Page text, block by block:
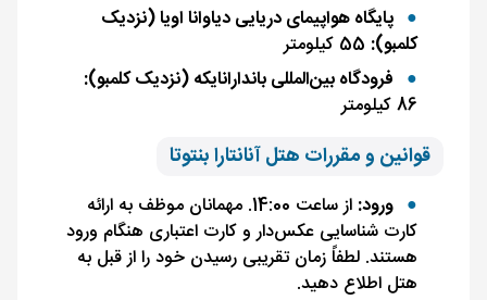
پایگاه هواپیمای دریایی دیاوانا اویا (نزدیک
کلمبو):
فرودگاه بین‌المللی باندارانایکه (نزدیک کلمبو):
86 کیلومتر
قوانین و مقررات هتل آنانتارا بنتوتا
ورود:
از ساعت 14:00. مهمانان موظف به ارائه
کارت شناسایی عکس‌دار و کارت اعتباری هنگام ورود
هستند. لطفاً زمان تقریبی رسیدن خود را از قبل به
هتل اطلاع دهید.